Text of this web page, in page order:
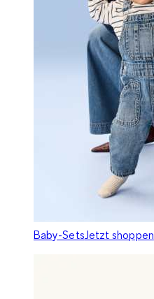
Baby-Sets Jetzt shoppen